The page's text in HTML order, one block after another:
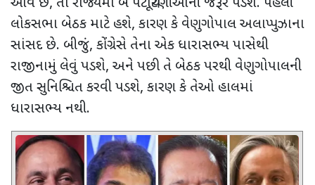
લોકસભા બેઠક માટે હશે, કારણ કે વેણુગોપાલ અલાપ્પુઝાના
સાંસદ છે. બીજું, કોંગ્રેસે તેના એક ધારાસભ્ય પાસેથી
રાજીનામું લેવું પડશે, અને પછી તે બેઠક પરથી વેણુગોપાલની
જીત સુનિશ્ચિત કરવી પડશે, કારણ કે તેઓ હાલમાં
ધારાસભ્ય નથી.